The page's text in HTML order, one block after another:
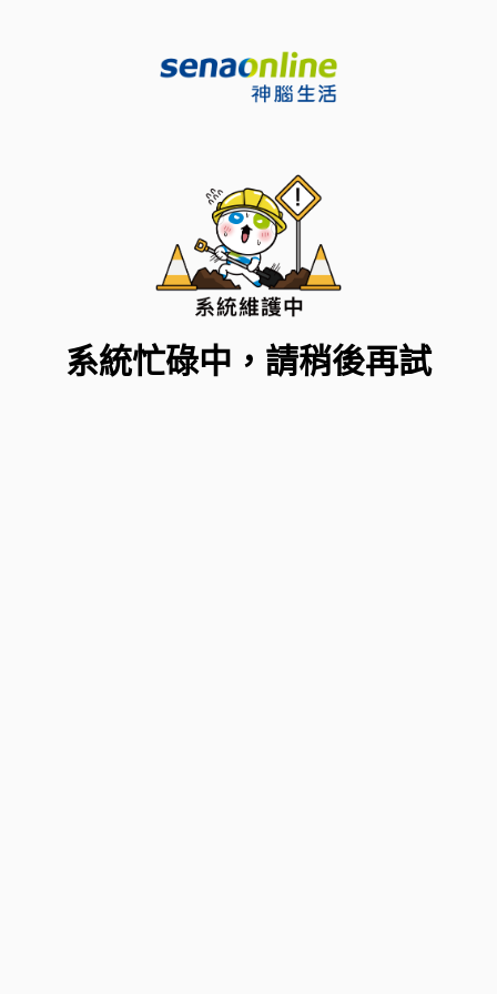
系統忙碌中，請稍後再試